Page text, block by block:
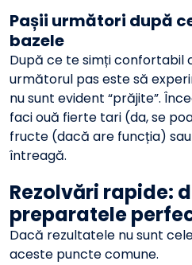
Pașii următori după
bazele
După ce te simți confortabil
următorul pas este să
nu sunt evident “prăjite”.
faci ouă fierte tari (da, se
fructe (dacă are funcția)
întreagă.
Rezolvări rapide:
preparatele
Dacă rezultatele nu sunt
aceste puncte comune.